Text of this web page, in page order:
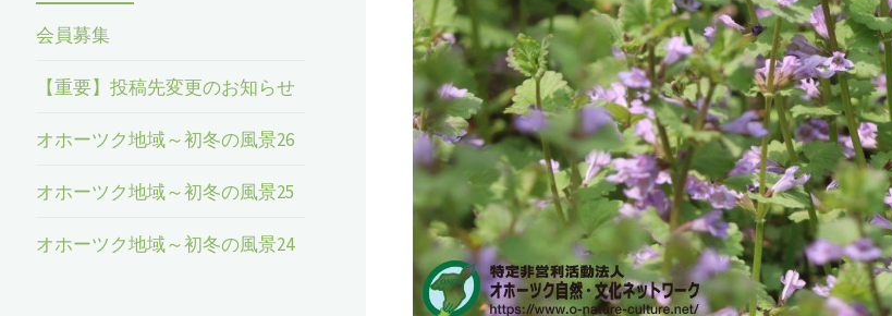
会員募集
【重要】投稿先変更のお知らせ
オホーツク地域～初冬の風景26
オホーツク地域～初冬の風景25
オホーツク地域～初冬の風景24